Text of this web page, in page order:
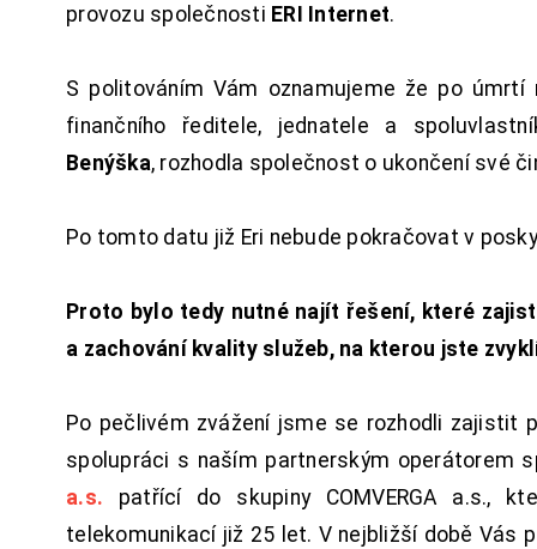
provozu společnosti ERI Internet.
S politováním Vám oznamujeme že po úmrtí
finančního ředitele, jednatele a
Benýška, rozhodla společnost o ukončení své
Po tomto datu již Eri nebude pokračovat v
Proto bylo tedy nutné najít řešení, které
a zachování kvality služeb, na kterou jste
Po pečlivém zvážení jsme se rozhodli zajistit
spolupráci s naším partnerským operátorem
a.s. patřící do skupiny COMVERGA a.s.,
telekomunikací již 25 let. V nejbližší době Vás